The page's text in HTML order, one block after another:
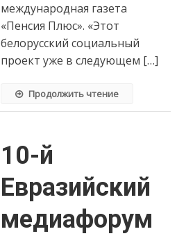
международная газета
«Пенсия Плюс». «Этот
белорусский социальный
проект уже в следующем […]
Продолжить чтение
10-й
Евразийский
медиафорум